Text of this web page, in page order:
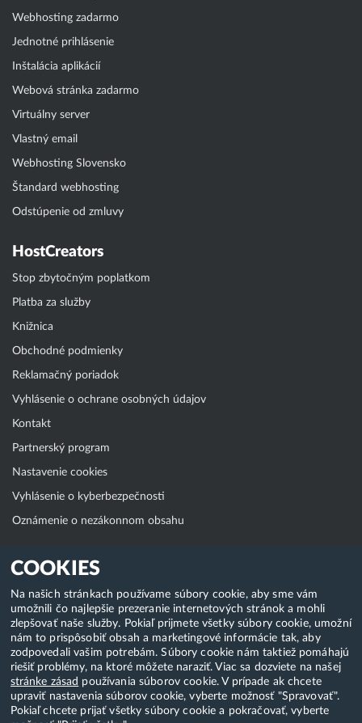
COOKIES
Na našich stránkach používame súbory cookie, aby sme vám
umožnili čo najlepšie prezeranie internetových stránok a mohli
zlepšovať naše služby. Pokiaľ prijmete všetky súbory cookie, umožní
nám to prispôsobiť obsah a marketingové informácie tak, aby
zodpovedali vašim potrebám. Súbory cookie nám taktiež pomáhajú
riešiť problémy, na ktoré môžete naraziť. Viac sa dozviete na našej
stránke zásad používania súborov cookie. V prípade ak chcete
upraviť nastavenia súborov cookie, vyberte možnosť "Spravovať".
Pokiaľ chcete prijať všetky súbory cookie a pokračovať, vyberte
Webhosting zadarmo
Jednotné prihlásenie
Inštalácia aplikácií
Webová stránka zadarmo
Virtuálny server
Vlastný email
Webhosting Slovensko
Štandard webhosting
Odstúpenie od zmluvy
HostCreators
Stop zbytočným poplatkom
Platba za služby
Knižnica
Obchodné podmienky
Reklamačný poriadok
Vyhlásenie o ochrane osobných údajov
Kontakt
Partnerský program
Nastavenie cookies
Vyhlásenie o kyberbezpečnosti
Oznámenie o nezákonnom obsahu
Klientská zóna
WebAdmin
WebMail
Zmena hesla (E-mail, FTP, SSH)
Webhosting
Domény